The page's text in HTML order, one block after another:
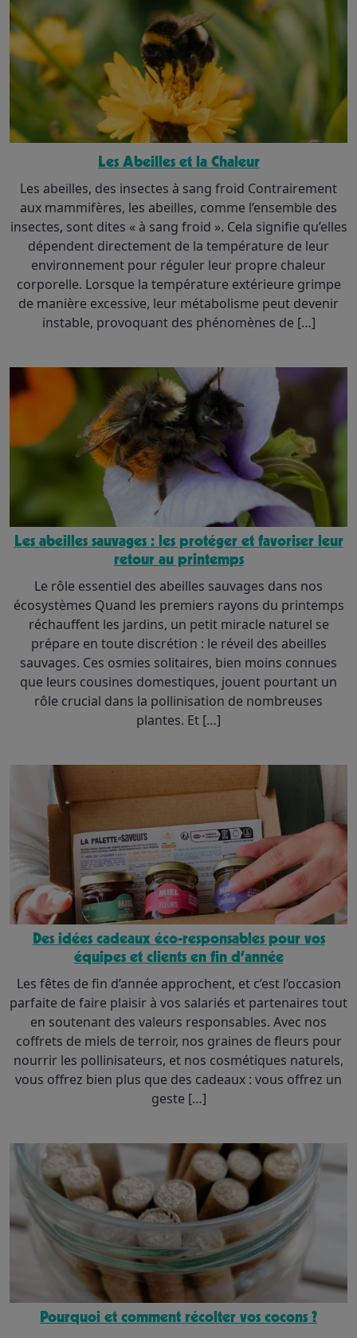
Les Abeilles et la Chaleur
Les abeilles, des insectes à sang froid Contrairement
aux mammifères, les abeilles, comme l’ensemble des
insectes, sont dites « à sang froid ». Cela signifie qu’elles
dépendent directement de la température de leur
environnement pour réguler leur propre chaleur
corporelle. Lorsque la température extérieure grimpe
de manière excessive, leur métabolisme peut devenir
instable, provoquant des phénomènes de […]
Les abeilles sauvages : les protéger et favoriser leur
retour au printemps
Le rôle essentiel des abeilles sauvages dans nos
écosystèmes Quand les premiers rayons du printemps
réchauffent les jardins, un petit miracle naturel se
prépare en toute discrétion : le réveil des abeilles
sauvages. Ces osmies solitaires, bien moins connues
que leurs cousines domestiques, jouent pourtant un
rôle crucial dans la pollinisation de nombreuses
plantes. Et […]
Des idées cadeaux éco-responsables pour vos
équipes et clients en fin d’année
Les fêtes de fin d’année approchent, et c’est l’occasion
parfaite de faire plaisir à vos salariés et partenaires tout
en soutenant des valeurs responsables. Avec nos
coffrets de miels de terroir, nos graines de fleurs pour
nourrir les pollinisateurs, et nos cosmétiques naturels,
vous offrez bien plus que des cadeaux : vous offrez un
geste […]
Pourquoi et comment récolter vos cocons ?